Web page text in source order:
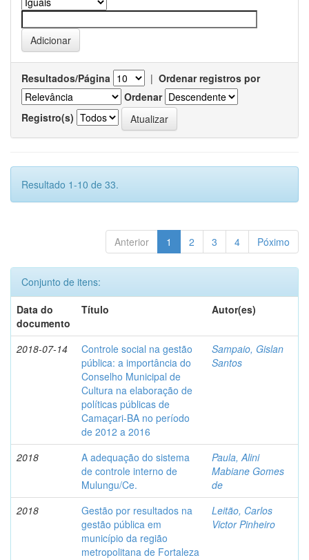
Resultados/Página | Ordenar registros por
Ordenar
Registro(s)
Resultado 1-10 de 33.
Anterior 1 2 3 4 Póximo
Conjunto de itens:
Data do
documento
Título Autor(es)
2018-07-14
Controle social na gestão
pública: a importância do
Conselho Municipal de
Cultura na elaboração de
políticas públicas de
Camaçari-BA no período
de 2012 a 2016
Sampaio, Gislan
Santos
2018
A adequação do sistema
de controle interno de
Mulungu/Ce.
Paula, Alini
Mabiane Gomes
de
2018
Gestão por resultados na
gestão pública em
município da região
metropolitana de Fortaleza
Leitão, Carlos
Victor Pinheiro